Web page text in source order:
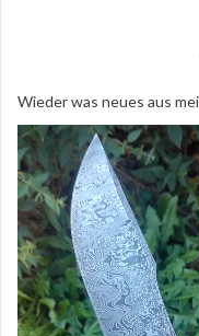
Wieder was neues aus